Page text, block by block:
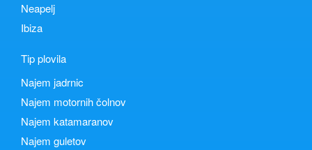
Neapelj
Ibiza
Tip plovila
Najem jadrnic
Najem motornih čolnov
Najem katamaranov
Najem guletov